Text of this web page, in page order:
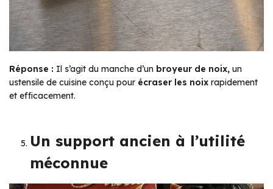
Réponse : Il s’agit du manche d’un broyeur de noix, un
ustensile de cuisine conçu pour écraser les noix rapidement
et efficacement.
Un support ancien à l’utilité
méconnue